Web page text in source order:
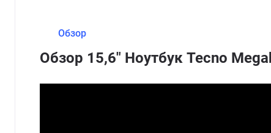
Обзор
Обзор 15,6" Ноутбук Tecno